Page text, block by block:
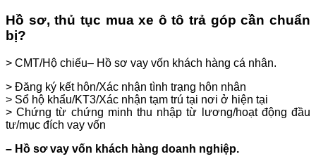
Hồ sơ, thủ tục mua xe ô tô trả góp cần chuẩn
bị?
> CMT/Hộ chiếu– Hồ sơ vay vốn khách hàng cá nhân.
> Đăng ký kết hôn/Xác nhận tình trạng hôn nhân
> Sổ hộ khẩu/KT3/Xác nhận tạm trú tại nơi ở hiện tại
> Chứng từ chứng minh thu nhập từ lương/hoạt động đầu
tư/mục đích vay vốn
– Hồ sơ vay vốn khách hàng doanh nghiệp.